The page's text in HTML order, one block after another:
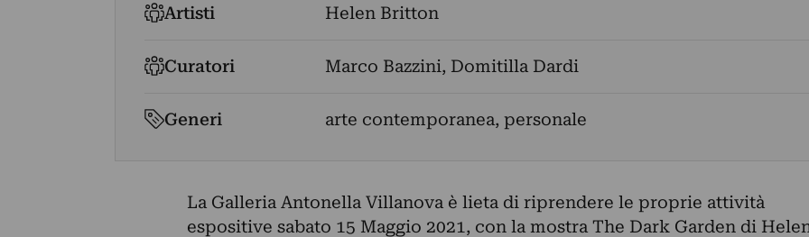
Artisti Helen Britton
Curatori Marco Bazzini, Domitilla Dardi
Generi arte contemporanea, personale
La Galleria Antonella Villanova è lieta di riprendere le proprie attività
espositive sabato 15 Maggio 2021, con la mostra The Dark Garden di